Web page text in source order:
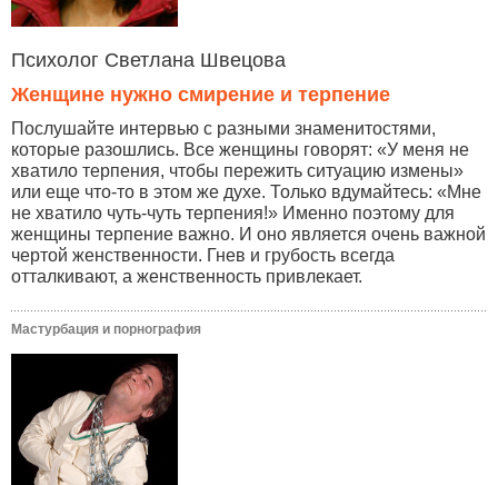
Психолог Светлана Швецова
Женщине нужно смирение и терпение
Послушайте интервью с разными знаменитостями,
которые разошлись. Все женщины говорят: «У меня не
хватило терпения, чтобы пережить ситуацию измены»
или еще что-то в этом же духе. Только вдумайтесь: «Мне
не хватило чуть-чуть терпения!» Именно поэтому для
женщины терпение важно. И оно является очень важной
чертой женственности. Гнев и грубость всегда
отталкивают, а женственность привлекает.
Мастурбация и порнография